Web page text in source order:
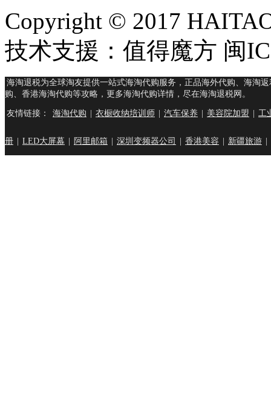
的体验才会变得更好。
相应的问题都应该很慎
况。 在香港代购涉及到
购完成后得到的满意度
题分析中，代购在服务
Copyright © 2017
技术支援：值得魔方 闽
海淘退税为全球淘友提供一站式海淘代购服务，正品海外代购、海淘
购、香港海淘代购等攻略，更多海淘代购详情，尽在海淘退税网。
友情链接： 海淘代购 衣橱收纳培训师 汽车保养 美容院加盟 工
册 LED大屏幕 阿里邮箱 深圳变频器公司 香港美容 新疆旅游